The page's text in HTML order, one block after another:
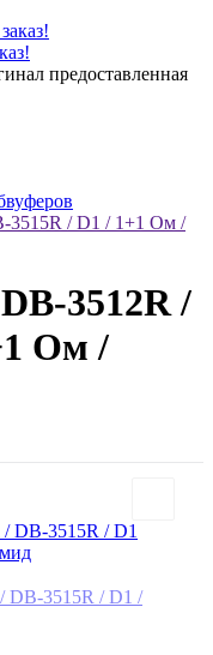
предоставленная
3515R / D1 / 1+1 Ом /
3512R /
Ом /